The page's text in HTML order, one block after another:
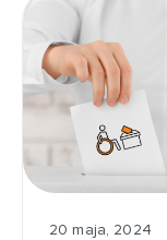
20 maja, 2024